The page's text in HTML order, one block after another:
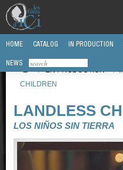
HOME CATALOG IN PRODUCTION
NEWS
/
EN PRODUCTION /
CHILDREN
LANDLESS
LOS NIÑOS SIN TIERRA